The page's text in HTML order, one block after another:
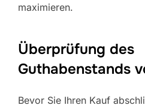
maximieren.
Überprüfung des
Guthabenstands
Bevor Sie Ihren Kauf